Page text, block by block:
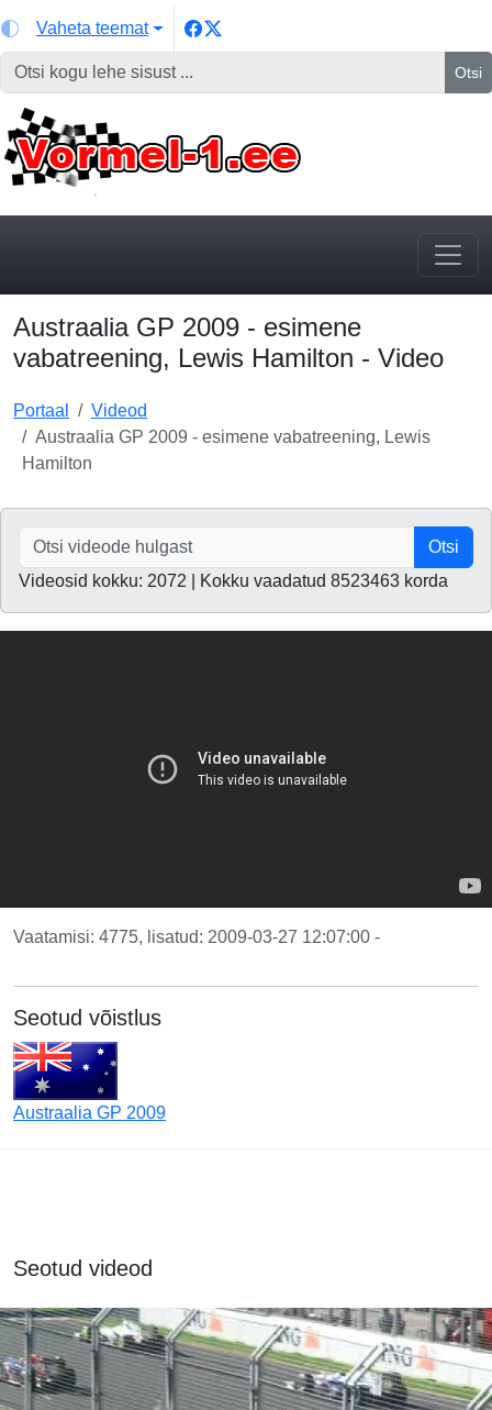
Vaheta teemat
Otsi
Austraalia GP 2009 - esimene
vabatreening, Lewis Hamilton - Video
Portaal
Videod
Austraalia GP 2009 - esimene vabatreening, Lewis
Hamilton
Otsi
Videosid kokku: 2072 | Kokku vaadatud 8523463 korda
Vaatamisi: 4775, lisatud: 2009-03-27 12:07:00 -
Seotud võistlus
Austraalia GP 2009
Seotud videod